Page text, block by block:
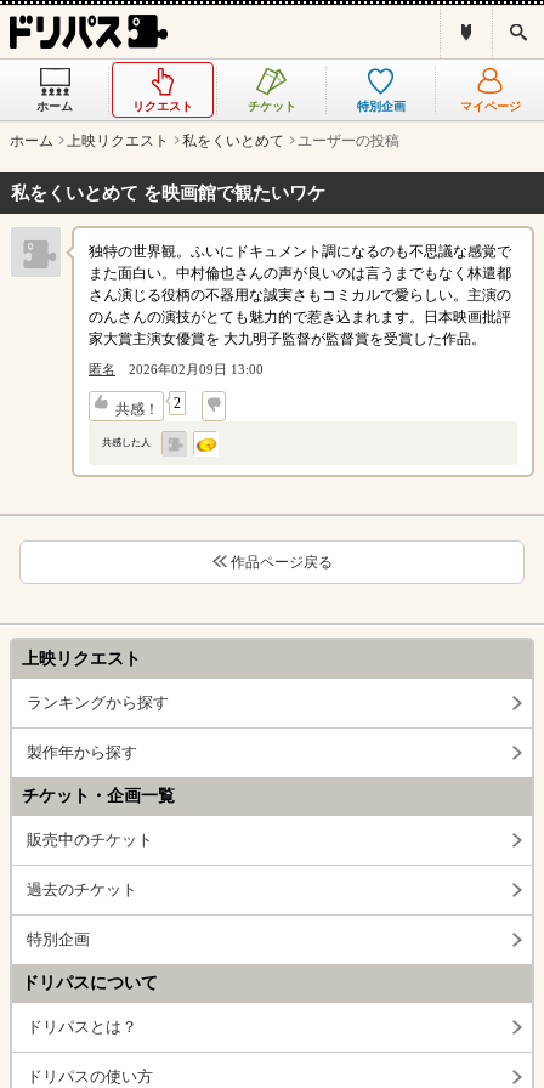
ス
ホーム リクエスト チケット 特別企画 マイページ
ホーム 上映リクエスト 私をくいとめて ユーザーの投稿
私をくいとめて を映画館で観たいワケ
独特の世界観。ふいにドキュメント調になるのも不思議な感覚で
また面白い。中村倫也さんの声が良いのは言うまでもなく林遣都
さん演じる役柄の不器用な誠実さもコミカルで愛らしい。主演の
のんさんの演技がとても魅力的で惹き込まれます。日本映画批評
家大賞主演女優賞を 大九明子監督が監督賞を受賞した作品。
匿名 2026年02月09日 13:00
共感！ 2
↓
共感した人
作品ページ戻る
上映リクエスト
ランキングから探す
製作年から探す
チケット・企画一覧
販売中のチケット
過去のチケット
特別企画
ドリパスについて
ドリパスとは？
ドリパスの使い方